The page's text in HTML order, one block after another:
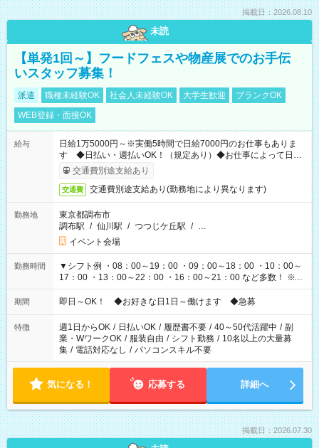
掲載日：2026.08.10
未読
【単発1回～】フードフェスや物産展でのお手伝
いスタッフ募集！
派遣 職種未経験OK 社会人未経験OK 大学生歓迎
ブランクOK
WEB登録・面接OK
給与
日給1万5000円～※実働5時間で日給7000円のお仕事もありま
す ◆日払い・週払いOK！（規定あり）◆お仕事によって日給
も異なります
交通費別途支給あり
交通費 交通費別途支給あり(勤務地により異なります)
勤務地
東京都調布市
調布駅 / 仙川駅 / つつじケ丘駅 / …
イベント会場
勤務時間
▼シフト例 ・08：00～19：00 ・09：00～18：00 ・10：00～
17：00 ・13：00～22：00 ・16：00～21：00 など多数！ ※お
仕事により勤務時間が異なります
期間 即日～OK！ ◆お好きな日1日～働けます ◆急募
特徴 週1日からOK / 日払いOK / 履歴書不要 / 40～50代活躍中 / 副
業・WワークOK / 服装自由 / シフト勤務 / 10名以上の大量募
集 / 電話対応なし / パソコンスキル不要
気になる！ 応募する 詳細へ
掲載日：2026.07.30